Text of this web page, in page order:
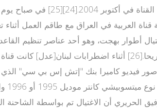
انتحاري استهدف مكتب العربية في بغداد وراح ضحيته 4 قتلى
الحريري،[27][28] كما بثت حصريا في مساء الأحد 27 مارس 2005